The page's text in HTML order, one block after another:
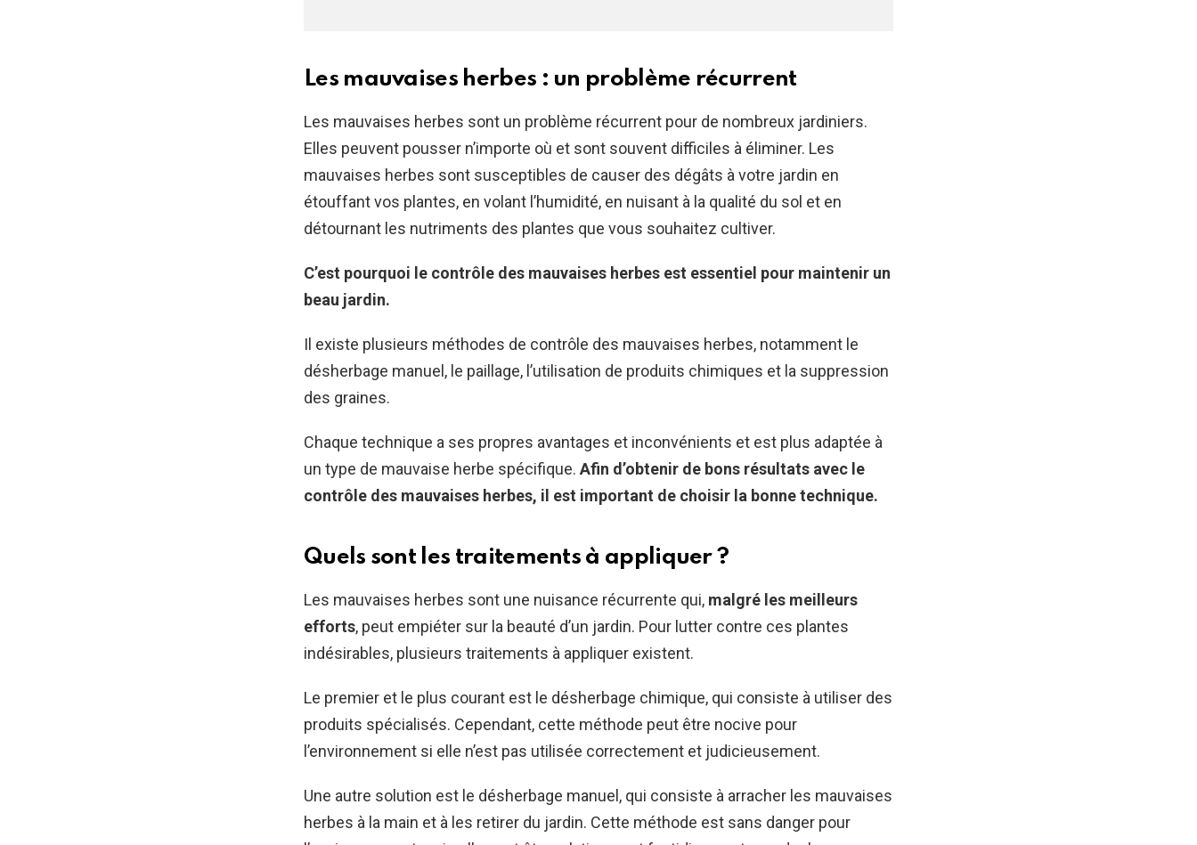
Les mauvaises herbes : un problème récurrent
Les mauvaises herbes sont un problème récurrent pour de nombreux jardiniers.
Elles peuvent pousser n’importe où et sont souvent difficiles à éliminer. Les
mauvaises herbes sont susceptibles de causer des dégâts à votre jardin en
étouffant vos plantes, en volant l’humidité, en nuisant à la qualité du sol et en
détournant les nutriments des plantes que vous souhaitez cultiver.
C’est pourquoi le contrôle des mauvaises herbes est essentiel pour maintenir un
beau jardin.
Il existe plusieurs méthodes de contrôle des mauvaises herbes, notamment le
désherbage manuel, le paillage, l’utilisation de produits chimiques et la suppression
des graines.
Chaque technique a ses propres avantages et inconvénients et est plus adaptée à
un type de mauvaise herbe spécifique. Afin d’obtenir de bons résultats avec le
contrôle des mauvaises herbes, il est important de choisir la bonne technique.
Quels sont les traitements à appliquer ?
Les mauvaises herbes sont une nuisance récurrente qui, malgré les meilleurs
efforts, peut empiéter sur la beauté d’un jardin. Pour lutter contre ces plantes
indésirables, plusieurs traitements à appliquer existent.
Le premier et le plus courant est le désherbage chimique, qui consiste à utiliser des
produits spécialisés. Cependant, cette méthode peut être nocive pour
l’environnement si elle n’est pas utilisée correctement et judicieusement.
Une autre solution est le désherbage manuel, qui consiste à arracher les mauvaises
herbes à la main et à les retirer du jardin. Cette méthode est sans danger pour